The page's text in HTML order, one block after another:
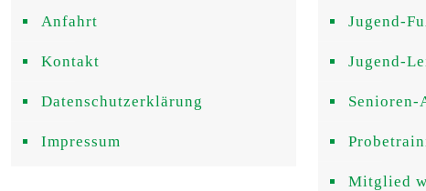
Anfahrt
Kontakt
Datenschutzerklärung
Impressum
Jugend-
Jugend-
Senioren-
Mitglied